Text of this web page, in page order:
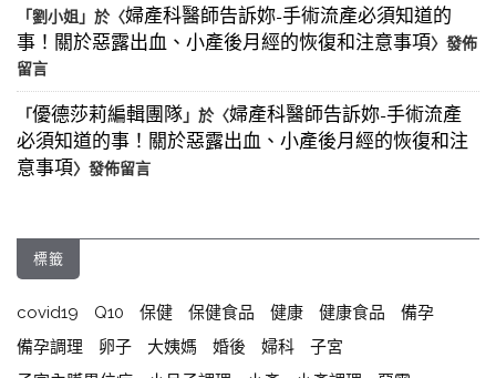
「劉小姐」於〈婦產科醫師告訴妳-手術流產必須知道的
事！關於惡露出血、小產後月經的恢復和注意事項〉發佈
留言
「優德莎莉編輯團隊」於〈婦產科醫師告訴妳-手術流產
必須知道的事！關於惡露出血、小產後月經的恢復和注
意事項〉發佈留言
標籤
covid19 Q10 保健 保健食品 健康 健康食品
備孕
備孕調理
卵子 大姨媽 婚後 婦科
子宮